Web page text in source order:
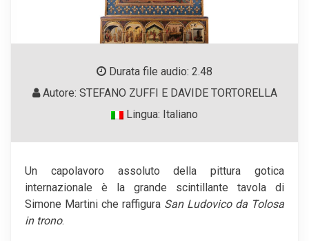
Durata file audio: 2.48
Autore: STEFANO ZUFFI E DAVIDE TORTORELLA
Lingua: Italiano
Un capolavoro assoluto della pittura gotica
internazionale è la grande scintillante tavola di
Simone Martini che raffigura San Ludovico da Tolosa
in trono.